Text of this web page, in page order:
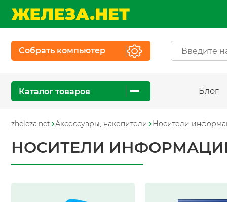
Собрать компьютер
Каталог товаров Блог
zheleza.net Аксессуары, накопители Носители
НОСИТЕЛИ